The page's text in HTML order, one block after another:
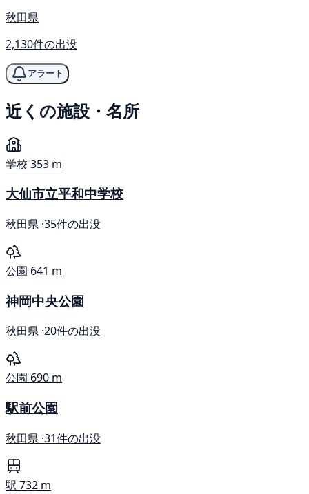
秋田県
2,130件の出没
アラート
近くの施設・名所
学校 353 m
大仙市立平和中学校
秋田県 ·35件の出没
公園 641 m
神岡中央公園
秋田県 ·20件の出没
公園 690 m
駅前公園
秋田県 ·31件の出没
駅 732 m